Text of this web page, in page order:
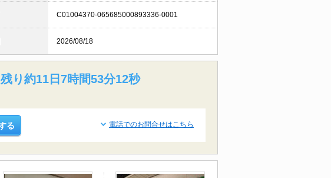
C01004370-065685000893336-0001
2026/08/18
残り約11日7時間53分11秒
る 電話でのお問合せはこちら